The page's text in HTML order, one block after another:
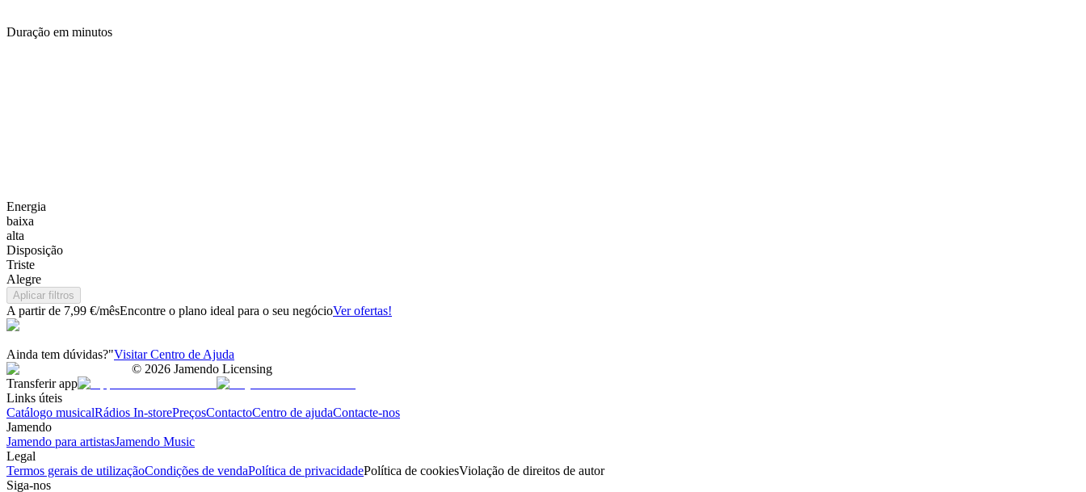
Duração em minutos
Energia
baixa
alta
Disposição
Triste
Alegre
Aplicar filtros
A partir de 7,99 €/mêsEncontre o plano ideal para o seu negócioVer ofertas!
Ainda tem dúvidas?"Visitar Centro de Ajuda
© 2026 Jamendo Licensing
Transferir app
Links úteis
Catálogo musicalRádios In-storePreçosContactoCentro de ajudaContacte-nos
Jamendo
Jamendo para artistasJamendo Music
Legal
Termos gerais de utilizaçãoCondições de vendaPolítica de privacidadePolítica de cookiesViolação de direitos de autor
Siga-nos